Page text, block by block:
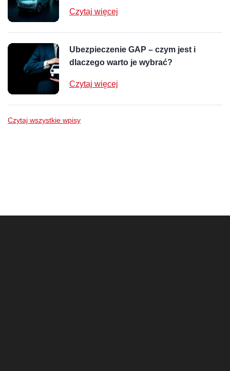
Czytaj więcej
Ubezpieczenie GAP – czym jest i
dlaczego warto je wybrać?
Czytaj więcej
Czytaj wszystkie wpisy